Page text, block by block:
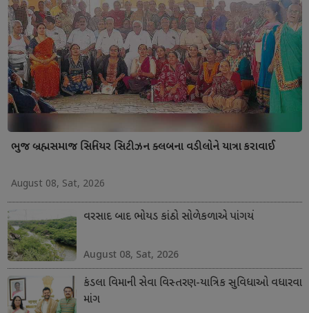
ભુજ બ્રહ્મસમાજ સિનિયર સિટીઝન ક્લબના વડીલોને યાત્રા કરાવાઈ
August 08, Sat, 2026
વરસાદ બાદ ભોયડ કાંઠો સોળેકળાએ પાંગર્યો
August 08, Sat, 2026
કંડલા વિમાની સેવા વિસ્તરણ-યાત્રિક સુવિધાઓ વધારવા
માંગ